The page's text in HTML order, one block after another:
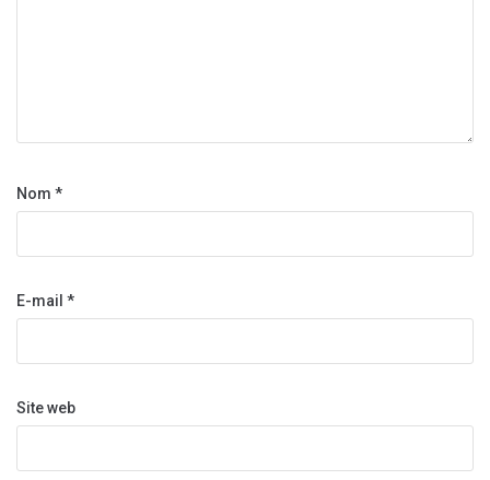
Nom *
E-mail *
Site web